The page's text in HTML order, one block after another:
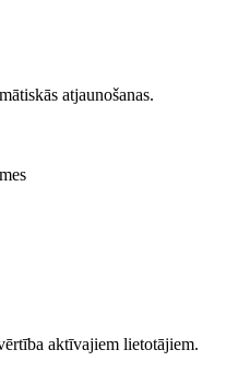
atjaunošanas.
aktīvajiem lietotājiem.